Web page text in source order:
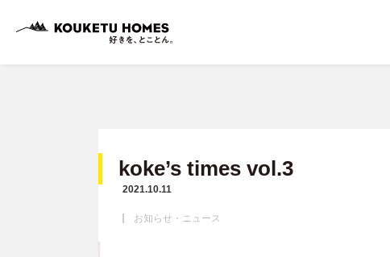
koke’s times vol.3
2021.10.11
お知らせ・ニュース